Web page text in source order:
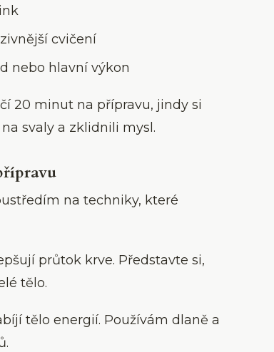
cvičení
nebo hlavní výkon
20 minut na přípravu, jindy si
svaly a zklidnili mysl.
na techniky, které
průtok krve. Představte si,
tělo.
tělo energií. Používám dlaně a